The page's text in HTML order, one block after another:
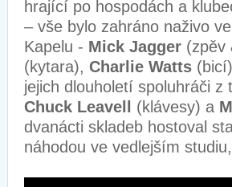
hrající po hospodách a
– vše bylo zahráno naživo
Kapelu - Mick Jagger (zpěv
(kytara), Charlie Watts
jejich dlouholetí spoluhráči z
Chuck Leavell
(klávesy) a
dvanácti skladeb hostoval
náhodou ve vedlejším